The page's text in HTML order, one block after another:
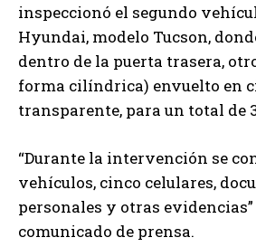
inspeccionó el segundo
Hyundai, modelo Tucson,
dentro de la puerta trasera,
forma cilíndrica) envuelto en
transparente, para un total de
“Durante la intervención se
vehículos, cinco celulares,
personales y otras
comunicado de prensa.